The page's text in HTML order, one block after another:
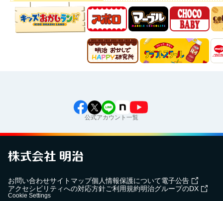
公式アカウント一覧
お問い合わせサイトマップ個人情報保護について電子公告
アクセシビリティへの対応方針ご利用規約明治グループのDX
Cookie Settings